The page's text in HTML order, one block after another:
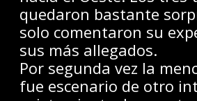
quedaron bastante
solo comentaron su
sus más allegados.
Por segunda vez la
fue escenario de otro